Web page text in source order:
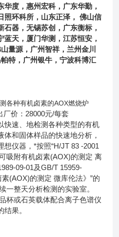
华度，惠州宏科，广东华勤，
照环科所， 山东正泽，
佛山信
器，无锡苏创，广东衡标，
蓝天， 厦门华测，江苏恒安，
量源，广州智祥，兰州金川
特，广州银牛，宁波科博汇
各种有机卤素的AOX燃烧炉
厂价：28000元/每套
快速、地检测各种类型的有机
和固体样品的快速地分析，
仪器，*按照“H/JT 83 -2001
吸附有机卤素(AOX)的测定 离
09-01及GB/T 15959-
(AOX)的测定 微库伦法》”的
一整天分析检测的实验室。
杯或石英载体配合离子色谱仪
果。